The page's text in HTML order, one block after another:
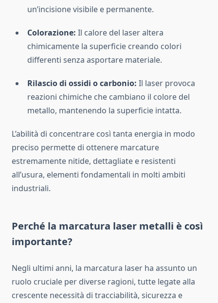
un’incisione visibile e permanente.
Colorazione: Il calore del laser altera
chimicamente la superficie creando colori
differenti senza asportare materiale.
Rilascio di ossidi o carbonio: Il laser provoca
reazioni chimiche che cambiano il colore del
metallo, mantenendo la superficie intatta.
L’abilità di concentrare così tanta energia in modo
preciso permette di ottenere marcature
estremamente nitide, dettagliate e resistenti
all’usura, elementi fondamentali in molti ambiti
industriali.
Perché la marcatura laser metalli è così
importante?
Negli ultimi anni, la marcatura laser ha assunto un
ruolo cruciale per diverse ragioni, tutte legate alla
crescente necessità di tracciabilità, sicurezza e